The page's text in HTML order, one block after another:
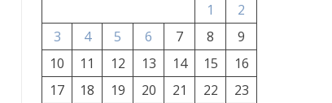
1
2
3
4 5 6 7 8
9
10
11 12 13 14 15
16
17
18 19 20 21 22
23